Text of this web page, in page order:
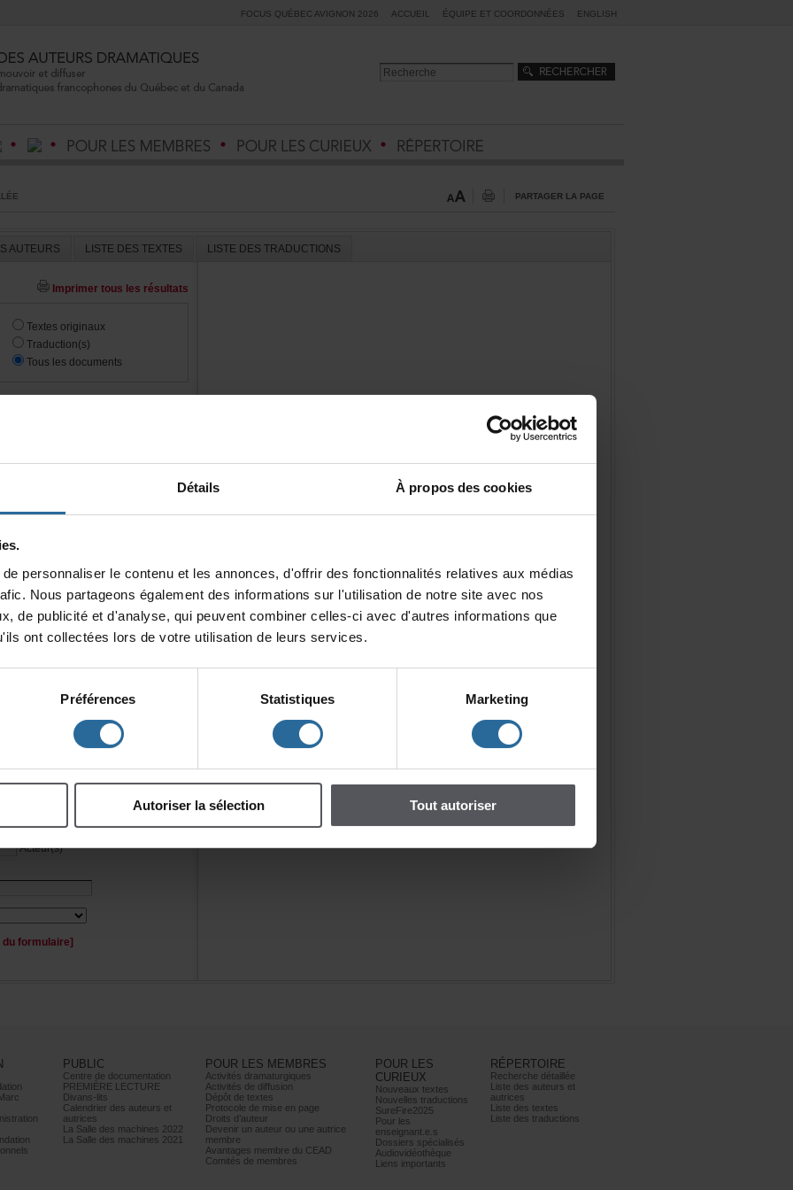
Détails Àproposdescookies
ciavecd'autresinformationsque
Préférences Statistiques Marketing
Autoriserlasélection Toutautoriser
FOCUSQUÉBECAVIGNON2026 ACCUEIL ÉQUIPEETCOORDONNÉES ENGLISH
PARTAGERLAPAGE
LISTEDESTEXTES LISTEDESTRADUCTIONS
Imprimertouslesrésultats
Textesoriginaux
Traduction(s)
Touslesdocuments
Enfants
Personnage(s)
Acteur(s)
PUBLIC
Centrededocumentation
PREMIÈRELECTURE
Divans-lits
Calendrierdesauteurset
autrices
LaSalledesmachines2022
LaSalledesmachines2021
POURLESMEMBRES
Activitésdramaturgiques
Activitésdediffusion
Dépôtdetextes
Protocoledemiseenpage
Droitsd’auteur
Devenirunauteurouuneautrice
membre
AvantagesmembreduCEAD
Comitésdemembres
POURLES
CURIEUX
Nouveauxtextes
Nouvellestraductions
SureFire2025
Pourles
enseignant.e.s
Dossiersspécialisés
Audiovidéothèque
Liensimportants
RÉPERTOIRE
Recherchedétaillée
Listedesauteurset
autrices
Listedestextes
Listedestraductions